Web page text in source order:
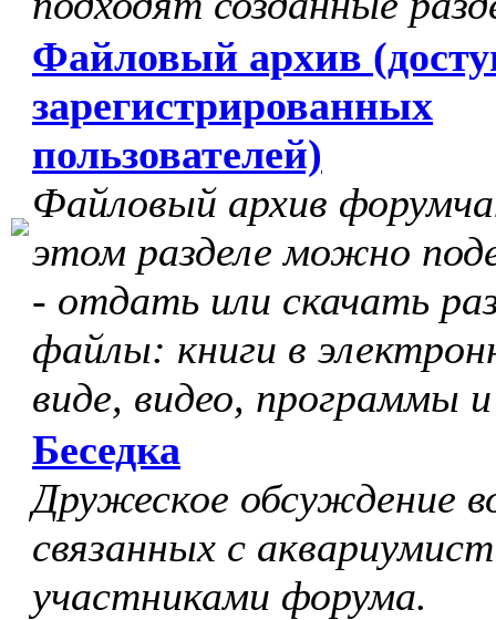
Файловый архив
зарегистрированных
пользователей)
Файловый архив
этом разделе можно
- отдать или скачать
файлы: книги в
виде, видео, программы
Беседка
Дружеское обсуждение
связанных с
участниками форума.